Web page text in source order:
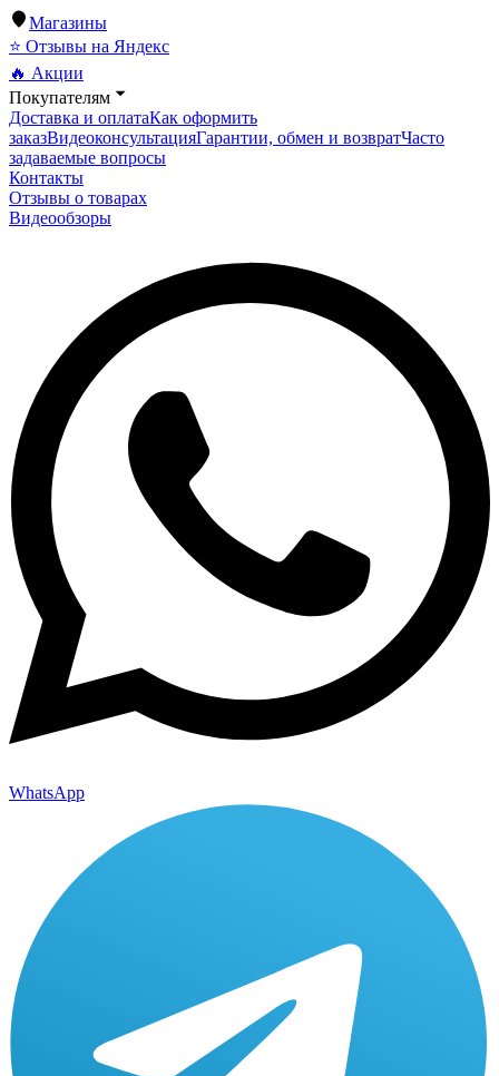
Магазины
⭐ Отзывы на Яндекс
🔥 Акции
Покупателям
Доставка и оплатаКак оформить
заказВидеоконсультацияГарантии, обмен и возвратЧасто
задаваемые вопросы
Контакты
Отзывы о товарах
Видеообзоры
WhatsApp